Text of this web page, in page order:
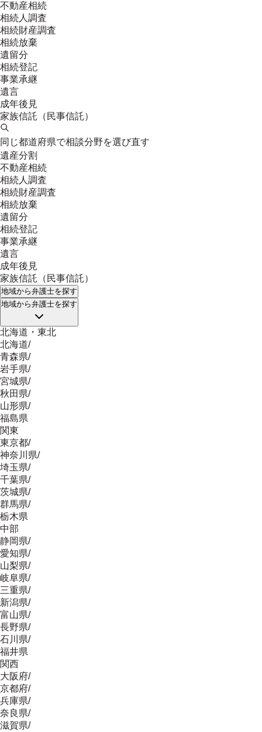
不動産相続
相続人調査
相続財産調査
相続放棄
遺留分
相続登記
事業承継
遺言
成年後見
家族信託（民事信託）
同じ都道府県で相談分野を選び直す
遺産分割
不動産相続
相続人調査
相続財産調査
相続放棄
遺留分
相続登記
事業承継
遺言
成年後見
家族信託（民事信託）
地域から弁護士を探す
地域から弁護士を探す
北海道・東北
北海道/
青森県/
岩手県/
宮城県/
秋田県/
山形県/
福島県
関東
東京都/
神奈川県/
埼玉県/
千葉県/
茨城県/
群馬県/
栃木県
中部
静岡県/
愛知県/
山梨県/
岐阜県/
三重県/
新潟県/
富山県/
長野県/
石川県/
福井県
関西
大阪府/
京都府/
兵庫県/
奈良県/
滋賀県/